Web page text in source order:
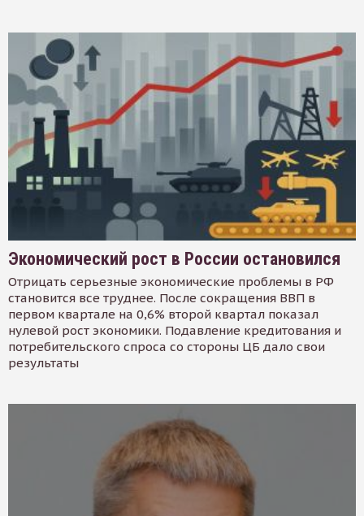
Экономический рост в России остановился
Отрицать серьезные экономические проблемы в РФ
становится все труднее. После сокращения ВВП в
первом квартале на 0,6% второй квартал показал
нулевой рост экономики. Подавление кредитования и
потребительского спроса со стороны ЦБ дало свои
результаты